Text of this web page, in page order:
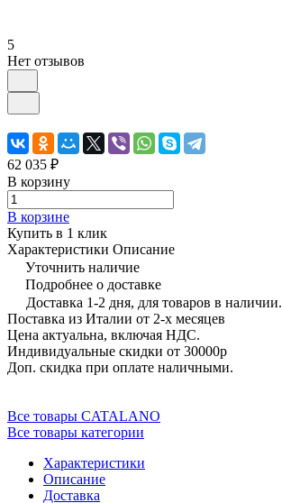
5
Нет отзывов
62 035 ₽
В корзину
В корзине
Купить в 1 клик
Характеристики Описание
Уточнить наличие
Подробнее о доставке
Доставка 1-2 дня, для товаров в наличии.
Поставка из Италии от 2-х месяцев
Цена актуальна, включая НДС.
Индивидуальные скидки от 30000р
Доп. скидка при оплате наличными.
Все товары CATALANO
Все товары категории
Характеристики
Описание
Доставка